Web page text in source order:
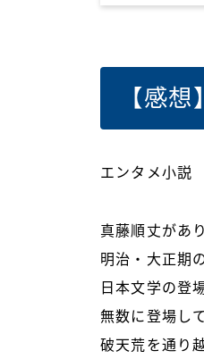
【感
エンタメ小説
真藤順丈があ
明治・大正期
日本文学の登
無数に登場し
破天荒を通り